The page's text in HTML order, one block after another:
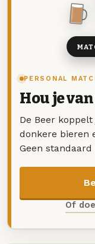
PERSONAL
Hou je
De Beer
donkere bieren
Geen
Of